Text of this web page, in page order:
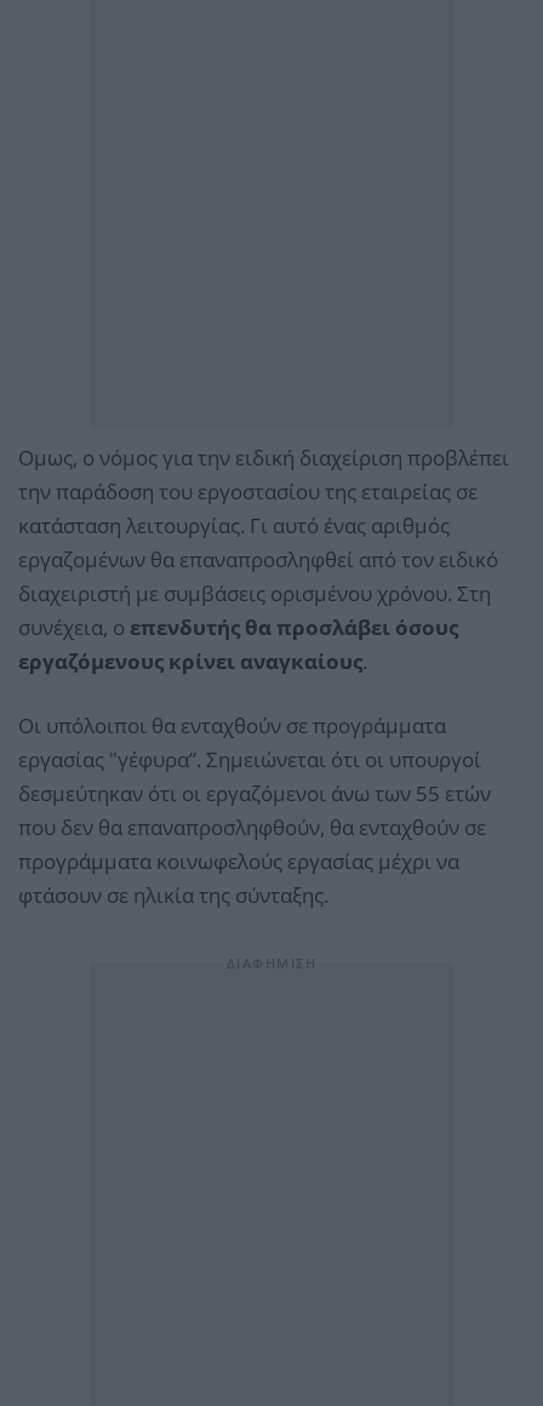
Ομως, ο νόμος για την ειδική διαχείριση προβλέπει
την παράδοση του εργοστασίου της εταιρείας σε
κατάσταση λειτουργίας. Γι αυτό ένας αριθμός
εργαζομένων θα επαναπροσληφθεί από τον ειδικό
διαχειριστή με συμβάσεις ορισμένου χρόνου. Στη
συνέχεια, ο επενδυτής θα προσλάβει όσους
εργαζόμενους κρίνει αναγκαίους.
Οι υπόλοιποι θα ενταχθούν σε προγράμματα
εργασίας "γέφυρα”. Σημειώνεται ότι οι υπουργοί
δεσμεύτηκαν ότι οι εργαζόμενοι άνω των 55 ετών
που δεν θα επαναπροσληφθούν, θα ενταχθούν σε
προγράμματα κοινωφελούς εργασίας μέχρι να
φτάσουν σε ηλικία της σύνταξης.